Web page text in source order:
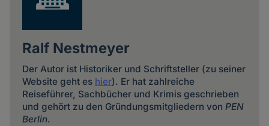
Ralf Nestmeyer
Der Autor ist Historiker und Schriftsteller (zu seiner
Website geht es hier). Er hat zahlreiche
Reiseführer, Sachbücher und Krimis geschrieben
und gehört zu den Gründungsmitgliedern von PEN
Berlin.